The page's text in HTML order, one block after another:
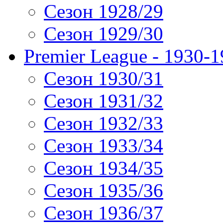
Сезон 1928/29
Сезон 1929/30
Premier League - 1930-
Сезон 1930/31
Сезон 1931/32
Сезон 1932/33
Сезон 1933/34
Сезон 1934/35
Сезон 1935/36
Сезон 1936/37